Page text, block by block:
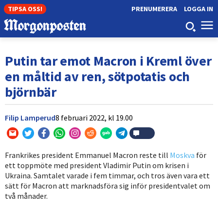
TIPSA OSS! LOGGA IN
PRENUMERERA
Putin tar emot Macron i Kreml över
en måltid av ren, sötpotatis och
björnbär
Filip Lamperud8 februari 2022, kl 19.00
Frankrikes president Emmanuel Macron reste till Moskva för
ett toppmöte med president Vladimir Putin om krisen i
Ukraina. Samtalet varade i fem timmar, och tros även vara ett
sätt för Macron att marknadsföra sig inför presidentvalet om
två månader.